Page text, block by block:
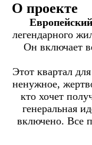
О проекте
легендарного
Он включает
Этот квартал
ненужное,
кто хочет
генеральная
включено. Все